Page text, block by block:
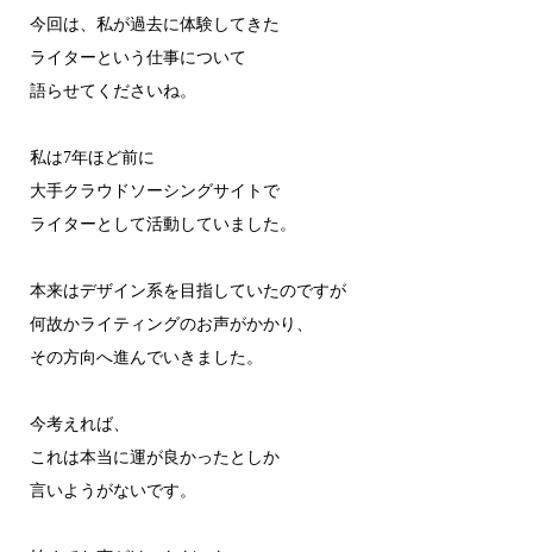
今回は、私が過去に体験してきた
ライターという仕事について
語らせてくださいね。
私は7年ほど前に
大手クラウドソーシングサイトで
ライターとして活動していました。
本来はデザイン系を目指していたのですが
何故かライティングのお声がかかり、
その方向へ進んでいきました。
今考えれば、
これは本当に運が良かったとしか
言いようがないです。